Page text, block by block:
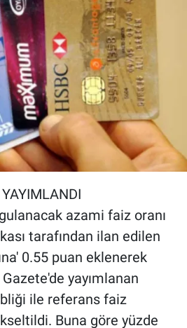
azami faiz oranı
tarafından ilan edilen
0.55 puan eklenerek
yayımlanan
ile referans faiz
Buna göre yüzde